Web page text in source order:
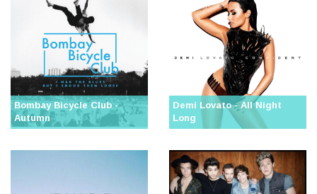
Bombay Bicycle Club -
Autumn
Demi Lovato - All Night
Long